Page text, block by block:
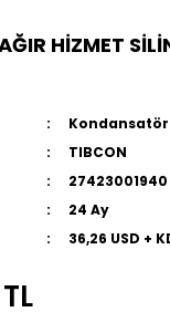
HİZMET
Kondansatör
TIBCON
27423001940
24 Ay
36,26 USD +